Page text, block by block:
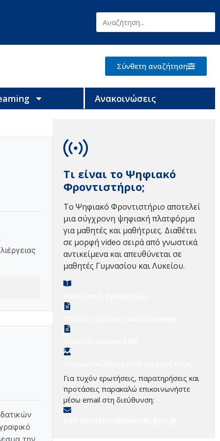
Σύνθετη αναζήτηση
Ανακοινώσεις
την
Τι είναι το Ψηφιακό
Φροντιστήριο;
Το Ψηφιακό Φροντιστήριο αποτελεί
μια σύγχρονη ψηφιακή πλατφόρμα
για μαθητές και μαθήτριες. Διαθέτει
σε μορφή video σειρά από γνωστικά
αντικείμενα και απευθύνεται σε
μαθητές Γυμνασίου και Λυκείου.
Για τυχόν ερωτήσεις, παρατηρήσεις και
προτάσεις παρακαλώ επικοινωνήστε
μέσω email στη διεύθυνση: